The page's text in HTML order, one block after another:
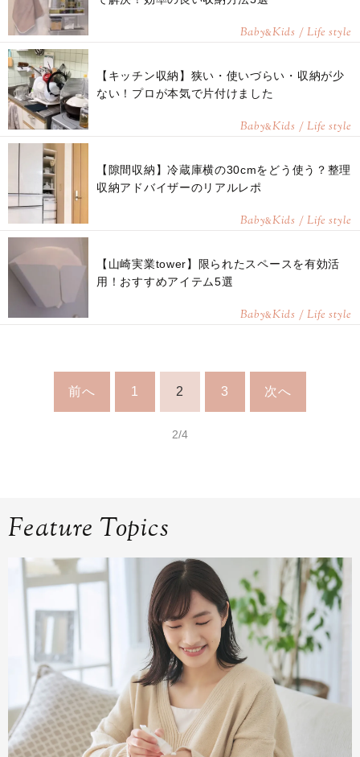
Baby&Kids / Life style
【キッチン収納】狭い・使いづらい・収納が少
ない！プロが本気で片付けました
Baby&Kids / Life style
【隙間収納】冷蔵庫横の30cmをどう使う？整理
収納アドバイザーのリアルレポ
Baby&Kids / Life style
【山崎実業tower】限られたスペースを有効活
用！おすすめアイテム5選
Baby&Kids / Life style
前へ 1 2 3 次へ
2/4
Feature Topics